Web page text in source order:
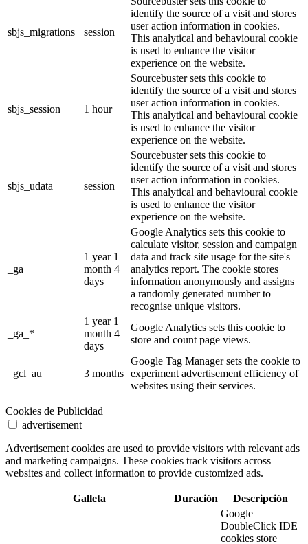
sbjs_migrations session
identify the source of a visit and stores
user action information in cookies.
This analytical and behavioural cookie
is used to enhance the visitor
experience on the website.
sbjs_session 1 hour
Sourcebuster sets this cookie to
identify the source of a visit and stores
user action information in cookies.
This analytical and behavioural cookie
is used to enhance the visitor
experience on the website.
sbjs_udata session
Sourcebuster sets this cookie to
identify the source of a visit and stores
user action information in cookies.
This analytical and behavioural cookie
is used to enhance the visitor
experience on the website.
_ga
1 year 1
month 4
days
Google Analytics sets this cookie to
calculate visitor, session and campaign
data and track site usage for the site's
analytics report. The cookie stores
information anonymously and assigns
a randomly generated number to
recognise unique visitors.
_ga_*
1 year 1
month 4
days
Google Analytics sets this cookie to
store and count page views.
_gcl_au 3 months
Google Tag Manager sets the cookie to
experiment advertisement efficiency of
websites using their services.
Cookies de Publicidad
advertisement
Advertisement cookies are used to provide visitors with relevant ads
and marketing campaigns. These cookies track visitors across
websites and collect information to provide customized ads.
Galleta Duración
Descripción
Google
DoubleClick IDE
cookies store